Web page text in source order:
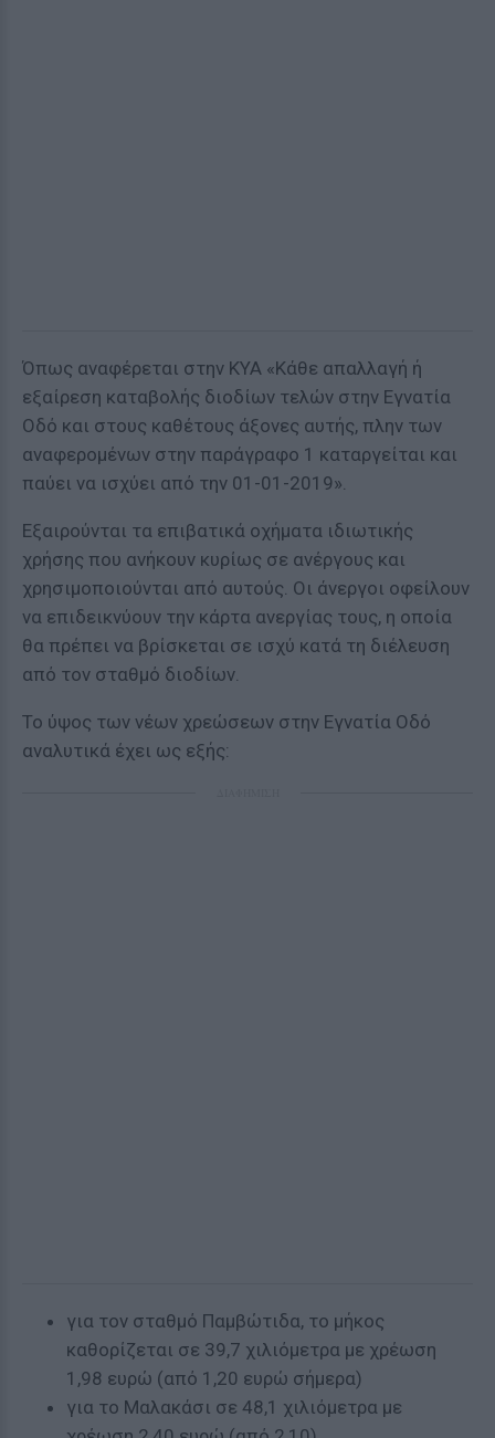
Όπως αναφέρεται στην ΚΥΑ «Κάθε απαλλαγή ή
εξαίρεση καταβολής διοδίων τελών στην Εγνατία
Οδό και στους καθέτους άξονες αυτής, πλην των
αναφερομένων στην παράγραφο 1 καταργείται και
παύει να ισχύει από την 01-01-2019».
Εξαιρούνται τα επιβατικά οχήματα ιδιωτικής
χρήσης που ανήκουν κυρίως σε ανέργους και
χρησιμοποιούνται από αυτούς. Οι άνεργοι οφείλουν
να επιδεικνύουν την κάρτα ανεργίας τους, η οποία
θα πρέπει να βρίσκεται σε ισχύ κατά τη διέλευση
από τον σταθμό διοδίων.
Το ύψος των νέων χρεώσεων στην Εγνατία Οδό
αναλυτικά έχει ως εξής:
για τον σταθμό Παμβώτιδα, το μήκος
καθορίζεται σε 39,7 χιλιόμετρα με χρέωση
1,98 ευρώ (από 1,20 ευρώ σήμερα)
για το Μαλακάσι σε 48,1 χιλιόμετρα με